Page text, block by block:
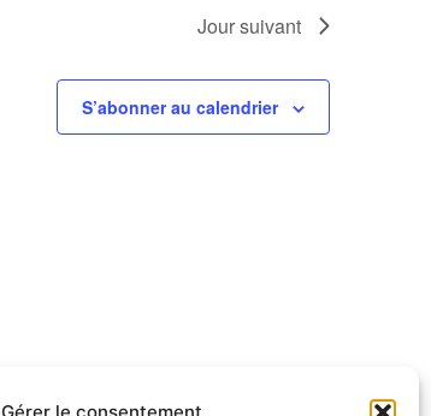
Jour suivant
S’abonner au calendrier